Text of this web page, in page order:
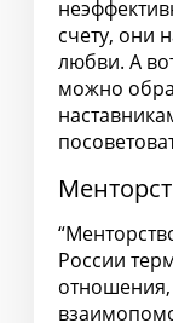
счету, они
любви. А
можно
России
отношения,